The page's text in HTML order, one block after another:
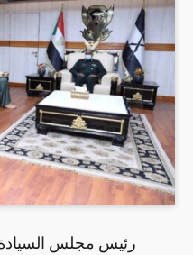
رئيس مجلس السيادة